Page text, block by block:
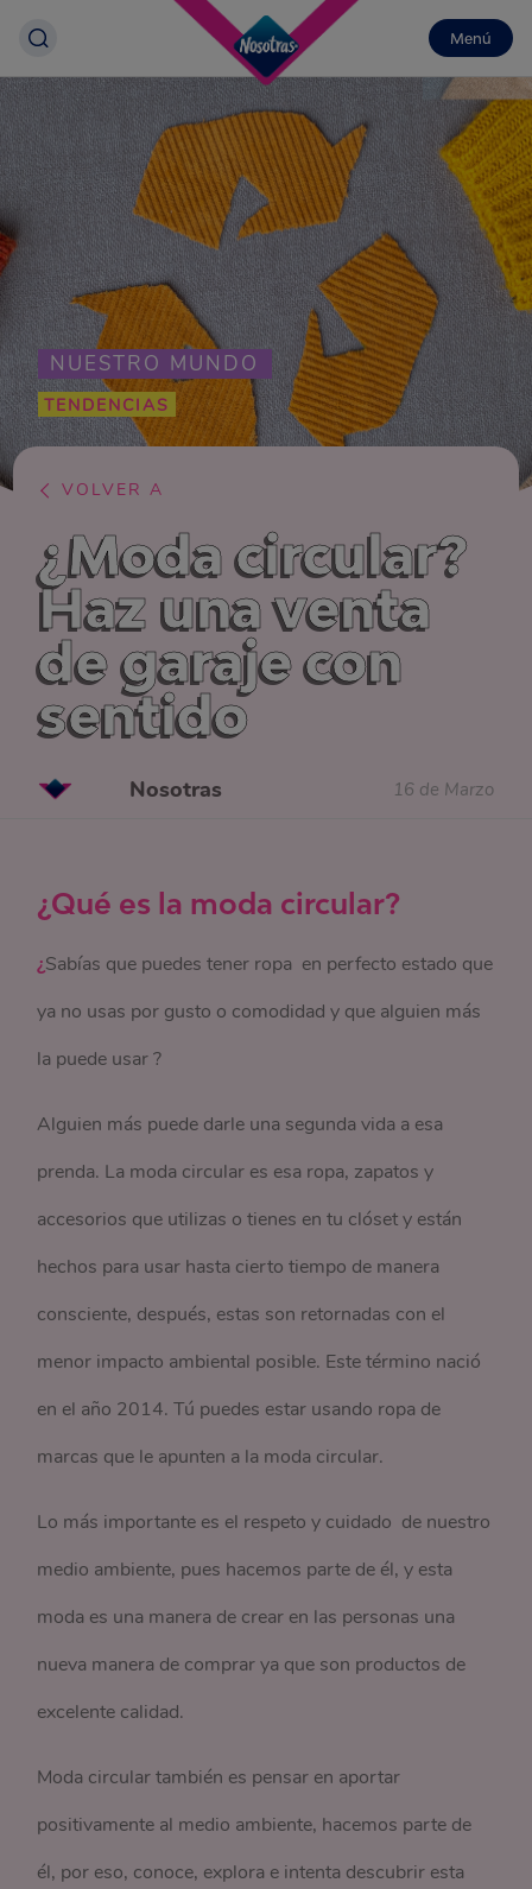
Menú
NUESTRO MUNDO
TENDENCIAS
VOLVER A
¿Moda circular?
Haz una venta
de garaje con
sentido
Nosotras 16 de Marzo
¿Qué es la moda circular?
¿Sabías que puedes tener ropa en perfecto estado que
ya no usas por gusto o comodidad y que alguien más
la puede usar ?
Alguien más puede darle una segunda vida a esa
prenda. La moda circular es esa ropa, zapatos y
accesorios que utilizas o tienes en tu clóset y están
hechos para usar hasta cierto tiempo de manera
consciente, después, estas son retornadas con el
menor impacto ambiental posible. Este término nació
en el año 2014. Tú puedes estar usando ropa de
marcas que le apunten a la moda circular.
Lo más importante es el respeto y cuidado de nuestro
medio ambiente, pues hacemos parte de él, y esta
moda es una manera de crear en las personas una
nueva manera de comprar ya que son productos de
excelente calidad.
Moda circular también es pensar en aportar
positivamente al medio ambiente, hacemos parte de
él, por eso, conoce, explora e intenta descubrir esta